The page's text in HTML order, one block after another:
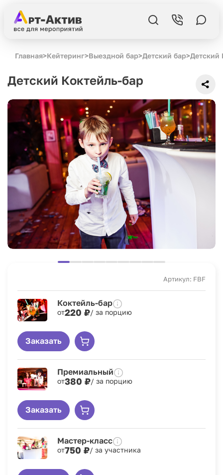
Главная>Кейтеринг>Выездной бар>Детский бар>Детский
Детский Коктейль-бар
Артикул: FBF
Коктейль-бар
от220 ₽/ за порцию
Заказать
Премиальный
от380 ₽/ за порцию
Заказать
Мастер-класс
от750 ₽/ за участника